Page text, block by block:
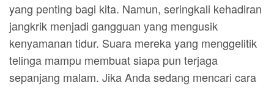
yang penting bagi kita. Namun, seringkali kehadiran
jangkrik menjadi gangguan yang mengusik
kenyamanan tidur. Suara mereka yang menggelitik
telinga mampu membuat siapa pun terjaga
sepanjang malam. Jika Anda sedang mencari cara